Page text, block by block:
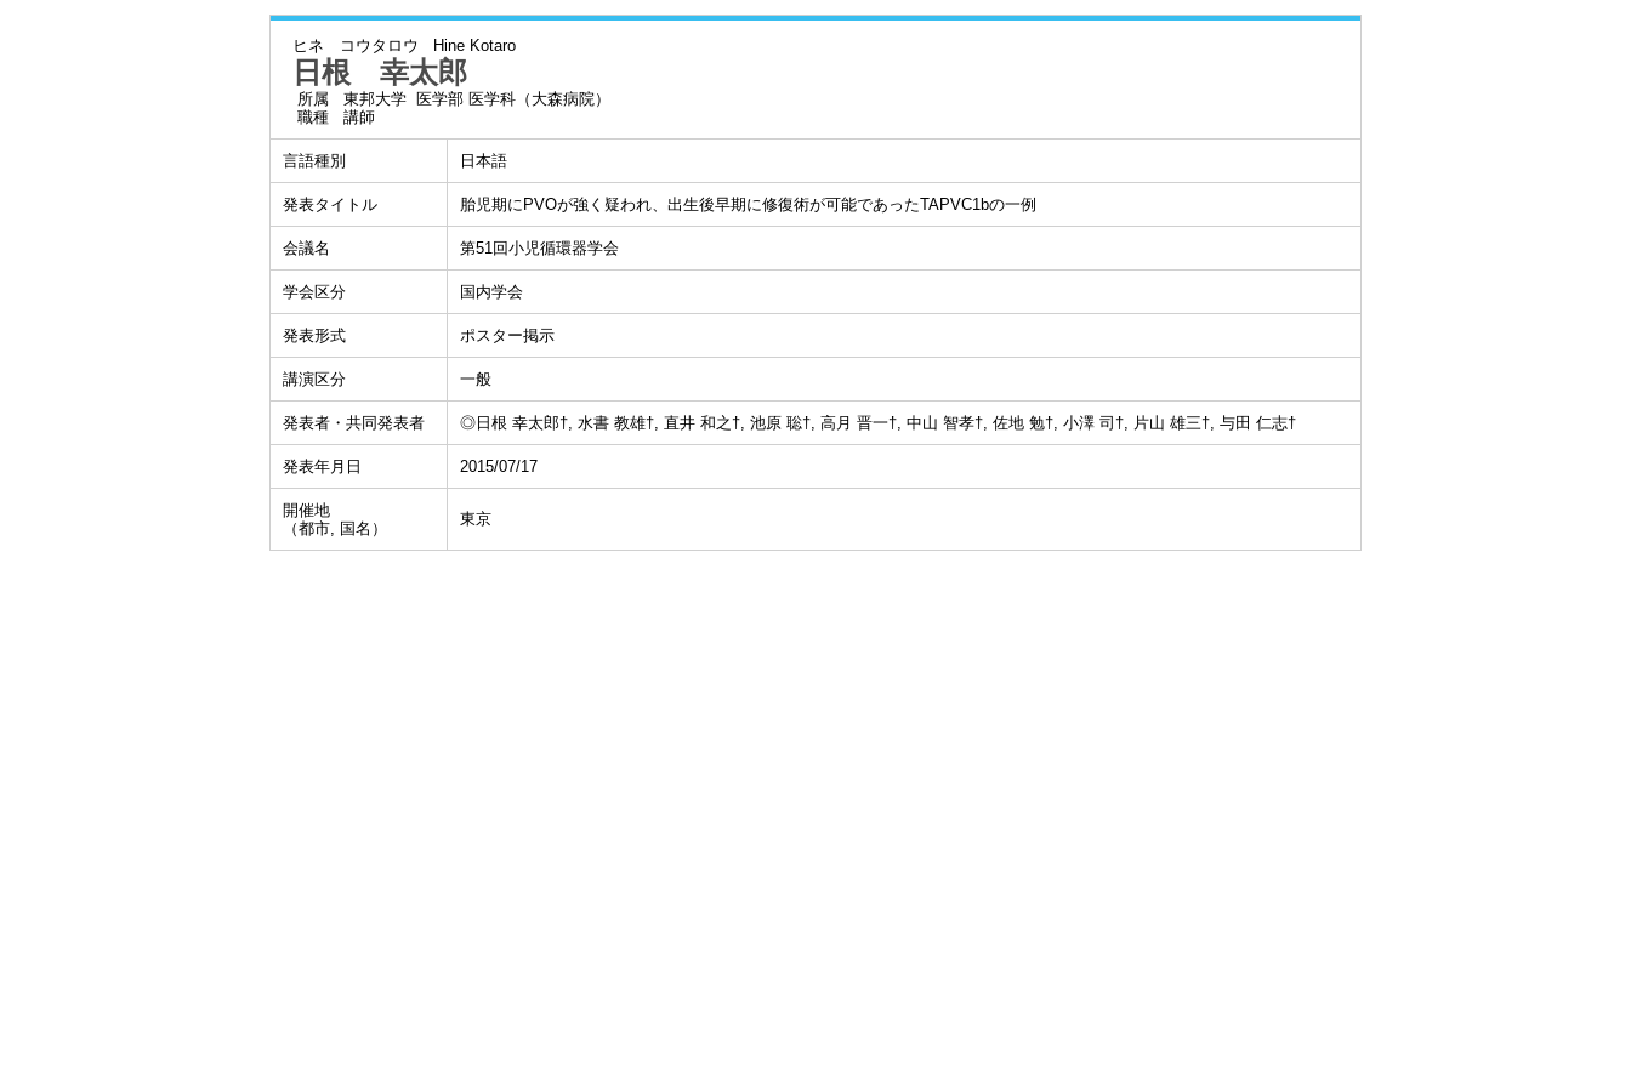
ヒネ コウタロウ Hine Kotaro
日根 幸太郎
所属
東邦大学 医学部 医学科（大森病院）
職種
講師
言語種別 日本語
発表タイトル 胎児期にPVOが強く疑われ、出生後早期に修復術が可能であったTAPVC1bの一例
会議名 第51回小児循環器学会
学会区分 国内学会
発表形式 ポスター掲示
講演区分 一般
発表者・共同発表者 ◎日根 幸太郎†, 水書 教雄†, 直井 和之†, 池原 聡†, 高月 晋一†, 中山 智孝†, 佐地 勉†, 小澤 司†, 片山 雄三†, 与田 仁志†
発表年月日 2015/07/17
開催地
（都市, 国名）
東京